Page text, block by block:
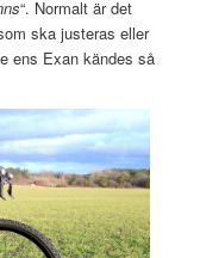
“. Normalt är det
ska justeras eller
ens Exan kändes så